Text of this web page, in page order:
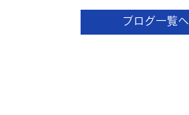
ブログ一覧へ